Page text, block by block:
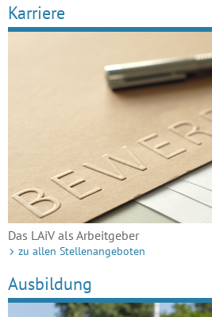
Karriere
Das LAiV als Arbeitgeber
zu allen Stellenangeboten
Ausbildung